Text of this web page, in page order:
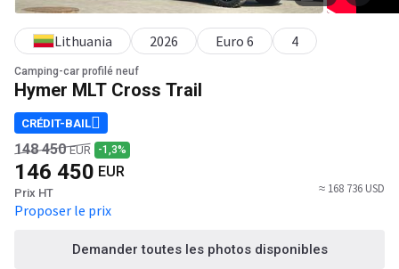
Camping-car profilé neuf
Hymer MLT Cross Trail
Lithuania 2026 Euro 6 4
CRÉDIT-BAIL
148 450 EUR -1,3%
146 450 EUR
Prix HT
Proposer le prix
≈ 168 736 USD
Demander toutes les photos disponibles